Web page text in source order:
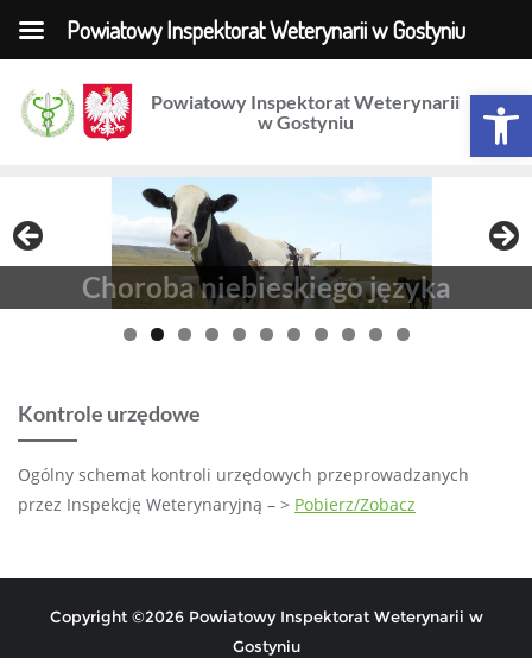
content
Powiatowy Inspektorat Weterynarii
w Gostyniu
Choroba niebieskiego języka
Kontrole urzędowe
Ogólny schemat kontroli urzędowych przeprowadzanych
przez Inspekcję Weterynaryjną – > Pobierz/Zobacz
Copyright ©2026 Powiatowy Inspektorat Weterynarii w
Gostyniu
Powiatowy Inspektorat Weterynarii w Gostyniu